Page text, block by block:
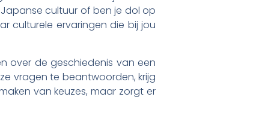
cultuur of ben je dol op
culturele ervaringen die bij jou
over de geschiedenis van een
vragen te beantwoorden, krijg
van keuzes, maar zorgt er